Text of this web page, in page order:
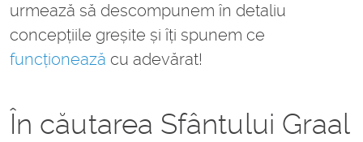
urmează să descompunem în detaliu
concepțiile greșite și îți spunem ce
funcționează cu adevărat!
În căutarea Sfântului Graal